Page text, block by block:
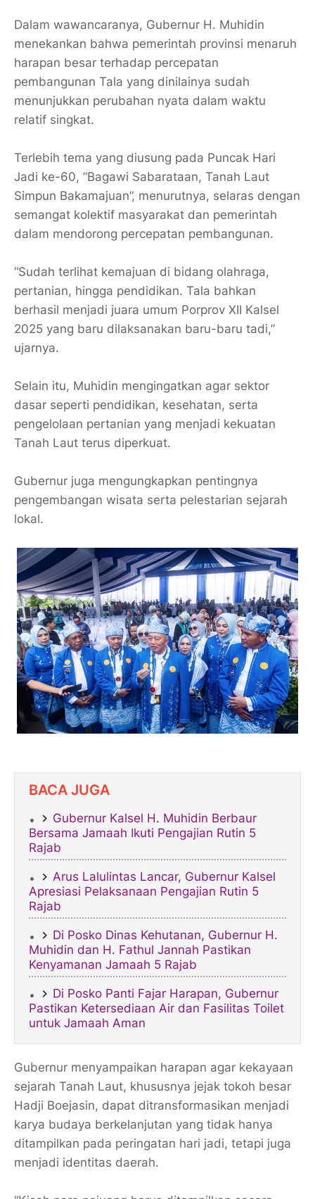
Dalam wawancaranya, Gubernur H. Muhidin
menekankan bahwa pemerintah provinsi menaruh
harapan besar terhadap percepatan
pembangunan Tala yang dinilainya sudah
menunjukkan perubahan nyata dalam waktu
relatif singkat.
Terlebih tema yang diusung pada Puncak Hari
Jadi ke-60, “Bagawi Sabarataan, Tanah Laut
Simpun Bakamajuan”, menurutnya, selaras dengan
semangat kolektif masyarakat dan pemerintah
dalam mendorong percepatan pembangunan.
“Sudah terlihat kemajuan di bidang olahraga,
pertanian, hingga pendidikan. Tala bahkan
berhasil menjadi juara umum Porprov XII Kalsel
2025 yang baru dilaksanakan baru-baru tadi,”
ujarnya.
Selain itu, Muhidin mengingatkan agar sektor
dasar seperti pendidikan, kesehatan, serta
pengelolaan pertanian yang menjadi kekuatan
Tanah Laut terus diperkuat.
Gubernur juga mengungkapkan pentingnya
pengembangan wisata serta pelestarian sejarah
lokal.
BACA JUGA
Gubernur Kalsel H. Muhidin Berbaur
Bersama Jamaah Ikuti Pengajian Rutin 5
Rajab
Arus Lalulintas Lancar, Gubernur Kalsel
Apresiasi Pelaksanaan Pengajian Rutin 5
Rajab
‎Di Posko Dinas Kehutanan, Gubernur H.
Muhidin dan H. Fathul Jannah Pastikan
Kenyamanan Jamaah 5 Rajab
Di Posko Panti Fajar Harapan, Gubernur
Pastikan Ketersediaan Air dan Fasilitas Toilet
untuk Jamaah Aman
Gubernur menyampaikan harapan agar kekayaan
sejarah Tanah Laut, khususnya jejak tokoh besar
Hadji Boejasin, dapat ditransformasikan menjadi
karya budaya berkelanjutan yang tidak hanya
ditampilkan pada peringatan hari jadi, tetapi juga
menjadi identitas daerah.